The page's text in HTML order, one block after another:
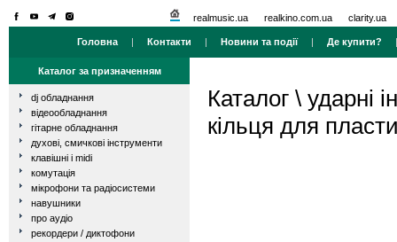
realmusic.ua realkino.com.ua clarity.ua
Головна | Контакти | Новини та події| Де купити?
Каталог за призначенням
dj обладнання
відеообладнання
гітарне обладнання
духові, смичкові інструменти
клавішні і midi
комутація
мікрофони та радіосистеми
навушники
про аудіо
рекордери / диктофони
Каталог \ ударні
кільця для